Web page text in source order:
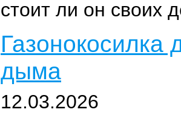
стоит ли он своих
Газонокосилка
дыма
12.03.2026